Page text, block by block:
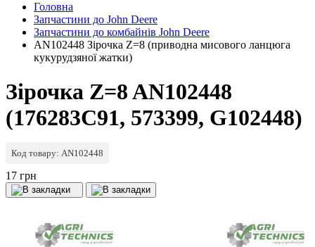
Головна
Запчастини до John Deere
Запчастини до комбайнів John Deere
AN102448 Зірочка Z=8 (приводна мисового ланцюга
кукурудзяної жатки)
Зірочка Z=8 AN102448
(176283C91, 573399, G102448)
Код товару: AN102448
17 грн